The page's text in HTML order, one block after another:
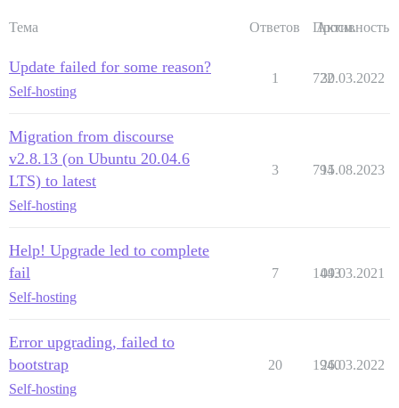
Тема Ответов Просм.
Активность
Update failed for some reason?
Self-hosting
1 722
30.03.2022
Migration from discourse
v2.8.13 (on Ubuntu 20.04.6
LTS) to latest
Self-hosting
3 794
15.08.2023
Help! Upgrade led to complete
fail
Self-hosting
7 1443
09.03.2021
Error upgrading, failed to
bootstrap
Self-hosting
20 1940
26.03.2022